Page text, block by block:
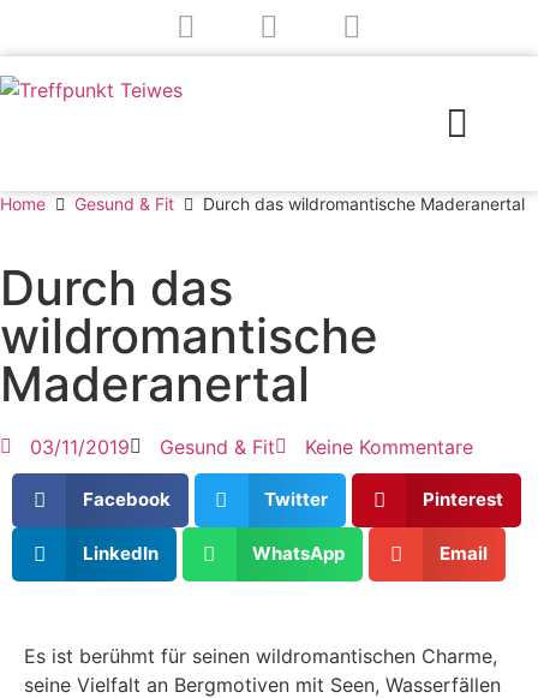
Home Gesund & Fit Durch das wildromantische Maderanertal
Durch das
wildromantische
Maderanertal
03/11/2019 Gesund & Fit Keine Kommentare
Facebook Twitter Pinterest
LinkedIn WhatsApp Email
Es ist berühmt für seinen wildromantischen Charme,
seine Vielfalt an Bergmotiven mit Seen, Wasserfällen